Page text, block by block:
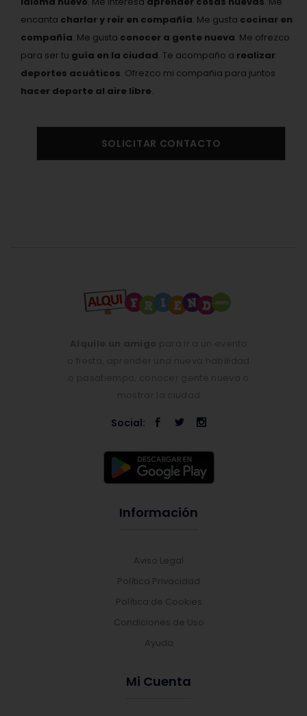
encanta charlar y reir en compañía. Me gusta cocinar en
compañía. Me gusta conocer a gente nueva. Me ofrezco
para ser tu guía en la ciudad. Te acompaño a realizar
deportes acuáticos. Ofrezco mi compañia para juntos
hacer deporte al aire libre.
SOLICITAR CONTACTO
Social:
Información
Aviso Legal
Política Privacidad
Política de Cookies
Condiciones de Uso
Ayuda
Mi Cuenta